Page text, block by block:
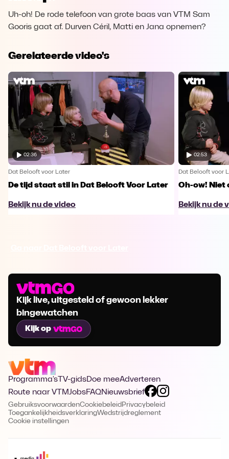
Uh-oh! De rode telefoon van grote baas van VTM Sam
Gooris gaat af. Durven Céril, Matti en Jana opnemen?
Gerelateerde video's
02:36
Dat Belooft voor Later
De tijd staat stil in Dat Belooft Voor Later
Bekijk nu de video
02:53
Dat Belooft voor
Oh-ow! Niet
Bekijk nu de
Kijk live, uitgesteld of gewoon lekker
bingewatchen
Kijk op
Programma's TV-gidsDoe meeAdverteren
Route naar VTMJobsFAQNieuwsbrief
GebruiksvoorwaardenCookiebeleid Privacybeleid
ToegankelijkheidsverklaringWedstrijdreglement
Cookie instellingen